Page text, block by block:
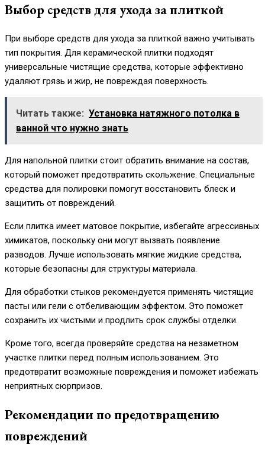
Выбор средств для ухода за плиткой
При выборе средств для ухода за плиткой важно учитывать
тип покрытия. Для керамической плитки подходят
универсальные чистящие средства, которые эффективно
удаляют грязь и жир, не повреждая поверхность.
Читать также: Установка натяжного потолка в
ванной что нужно знать
Для напольной плитки стоит обратить внимание на состав,
который поможет предотвратить скольжение. Специальные
средства для полировки помогут восстановить блеск и
защитить от повреждений.
Если плитка имеет матовое покрытие, избегайте агрессивных
химикатов, поскольку они могут вызвать появление
разводов. Лучше использовать мягкие жидкие средства,
которые безопасны для структуры материала.
Для обработки стыков рекомендуется применять чистящие
пасты или гели с отбеливающим эффектом. Это поможет
сохранить их чистыми и продлить срок службы отделки.
Кроме того, всегда проверяйте средства на незаметном
участке плитки перед полным использованием. Это
предотвратит возможные повреждения и поможет избежать
неприятных сюрпризов.
Рекомендации по предотвращению
повреждений